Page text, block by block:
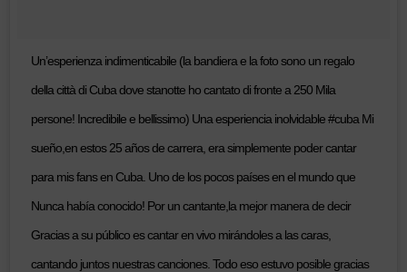
Un’esperienza indimenticabile (la bandiera e la foto sono un regalo
della città di Cuba dove stanotte ho cantato di fronte a 250 Mila
persone! Incredibile e bellissimo) Una esperiencia inolvidable #cuba Mi
sueño,en estos 25 años de carrera, era simplemente poder cantar
para mis fans en Cuba. Uno de los pocos países en el mundo que
Nunca había conocido! Por un cantante,la mejor manera de decir
Gracias a su público es cantar en vivo mirándoles a las caras,
cantando juntos nuestras canciones. Todo eso estuvo posible gracias